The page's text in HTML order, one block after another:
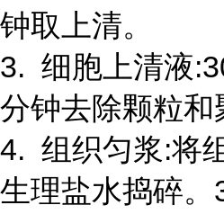
钟取上清。
3. 细胞上清液
分钟去除颗粒和
4. 组织匀浆:将
生理盐水捣碎